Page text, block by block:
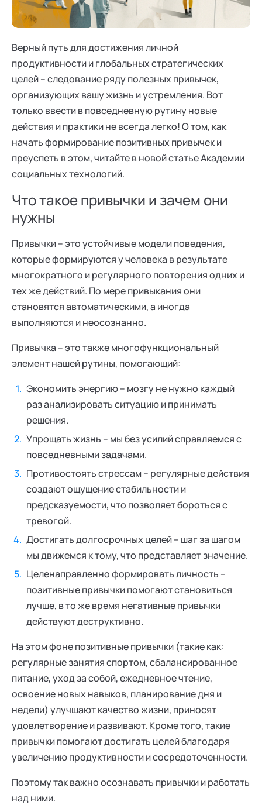
Верный путь для достижения личной
продуктивности и глобальных стратегических
целей – следование ряду полезных привычек,
организующих вашу жизнь и устремления. Вот
только ввести в повседневную рутину новые
действия и практики не всегда легко! О том, как
начать формирование позитивных привычек и
преуспеть в этом, читайте в новой статье Академии
социальных технологий.
Что такое привычки и зачем они
нужны
Привычки – это устойчивые модели поведения,
которые формируются у человека в результате
многократного и регулярного повторения одних и
тех же действий. По мере привыкания они
становятся автоматическими, а иногда
выполняются и неосознанно.
Привычка – это также многофункциональный
элемент нашей рутины, помогающий:
Экономить энергию – мозгу не нужно каждый
раз анализировать ситуацию и принимать
решения.
Упрощать жизнь – мы без усилий справляемся с
повседневными задачами.
Противостоять стрессам – регулярные действия
создают ощущение стабильности и
предсказуемости, что позволяет бороться с
тревогой.
Достигать долгосрочных целей – шаг за шагом
мы движемся к тому, что представляет значение.
Целенаправленно формировать личность –
позитивные привычки помогают становиться
лучше, в то же время негативные привычки
действуют деструктивно.
На этом фоне позитивные привычки (такие как:
регулярные занятия спортом, сбалансированное
питание, уход за собой, ежедневное чтение,
освоение новых навыков, планирование дня и
недели) улучшают качество жизни, приносят
удовлетворение и развивают. Кроме того, такие
привычки помогают достигать целей благодаря
увеличению продуктивности и сосредоточенности.
Поэтому так важно осознавать привычки и работать
над ними.
Профессионалам
Поддержка
Режим работы и тп